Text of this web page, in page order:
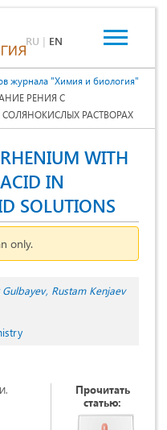
RU | EN
журнала "Химия и биология"
РЕНИЯ С
РАСТВОРАХ
WITH
IN
SOLUTIONS
only.
Gulbаyev Rustam Kenjaev
Прочитать
статью: